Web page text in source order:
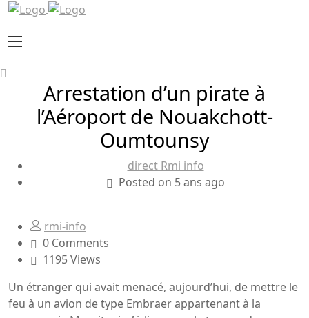
Arrestation d’un pirate à
l’Aéroport de Nouakchott-
Oumtounsy
direct Rmi info
Posted on 5 ans ago
rmi-info
0 Comments
1195 Views
Un étranger qui avait menacé, aujourd’hui, de mettre le
feu à un avion de type Embraer appartenant à la